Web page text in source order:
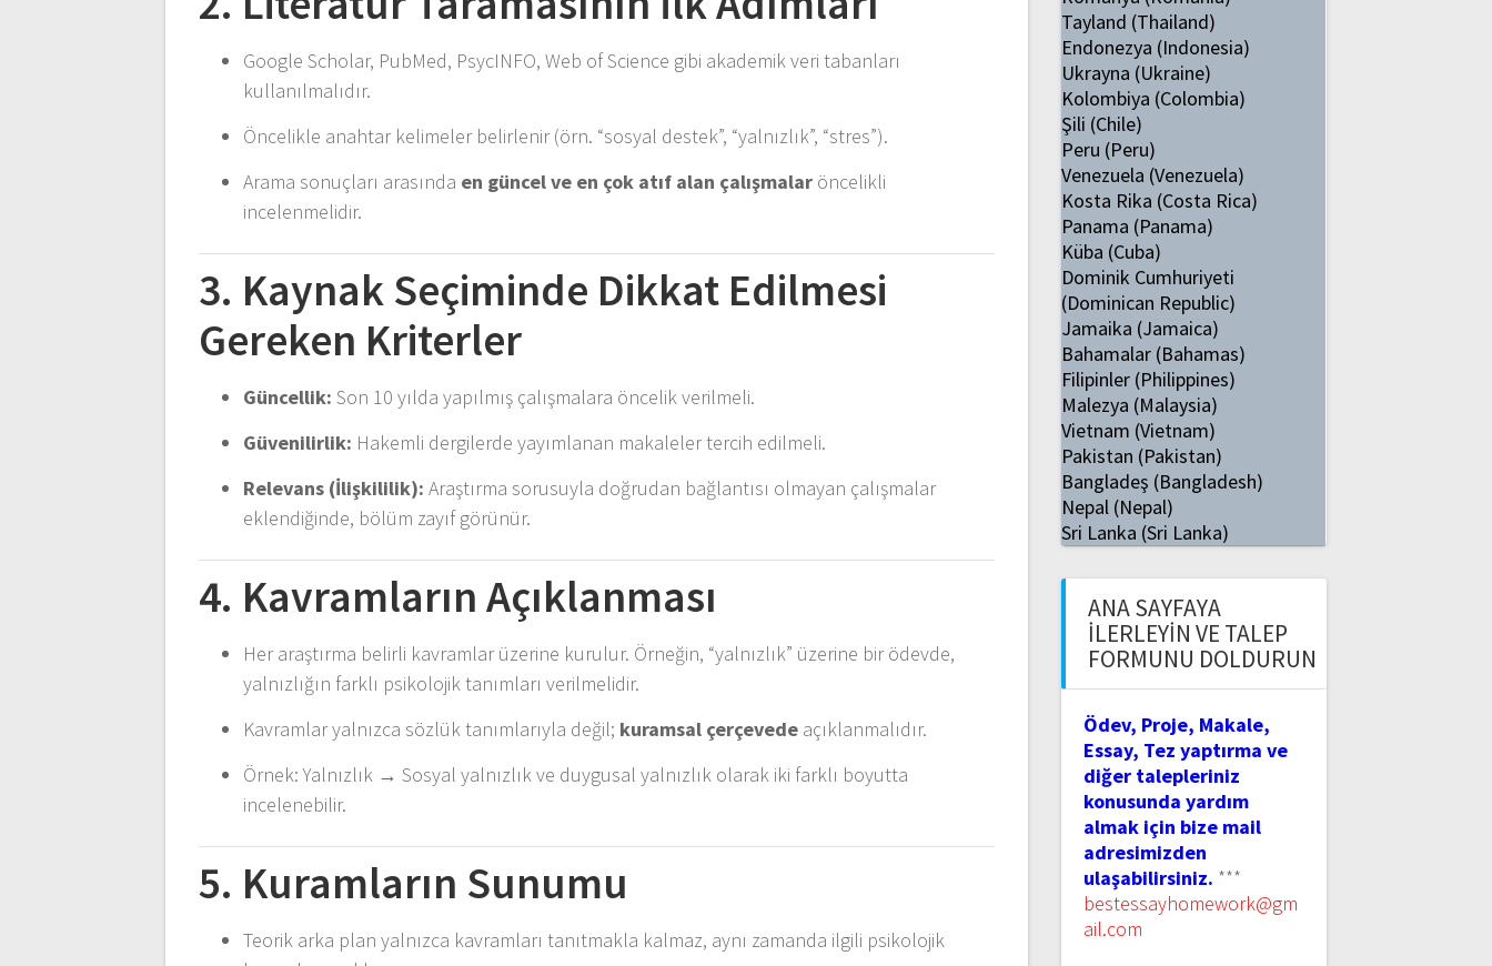
Google Scholar, PubMed, PsycINFO, Web of Science gibi akademik veri tabanları
kullanılmalıdır.
Öncelikle anahtar kelimeler belirlenir (örn. “sosyal destek”, “yalnızlık”, “stres”).
Arama sonuçları arasında en güncel ve en çok atıf alan çalışmalar öncelikli
incelenmelidir.
3. Kaynak Seçiminde Dikkat Edilmesi
Gereken Kriterler
Güncellik: Son 10 yılda yapılmış çalışmalara öncelik verilmeli.
Güvenilirlik: Hakemli dergilerde yayımlanan makaleler tercih edilmeli.
Relevans (İlişkililik): Araştırma sorusuyla doğrudan bağlantısı olmayan çalışmalar
eklendiğinde, bölüm zayıf görünür.
4. Kavramların Açıklanması
Her araştırma belirli kavramlar üzerine kurulur. Örneğin, “yalnızlık” üzerine bir ödevde,
yalnızlığın farklı psikolojik tanımları verilmelidir.
Kavramlar yalnızca sözlük tanımlarıyla değil; kuramsal çerçevede açıklanmalıdır.
Örnek: Yalnızlık → Sosyal yalnızlık ve duygusal yalnızlık olarak iki farklı boyutta
incelenebilir.
5. Kuramların Sunumu
Teorik arka plan yalnızca kavramları tanıtmakla kalmaz, aynı zamanda ilgili psikolojik
Tayland (Thailand)
Endonezya (Indonesia)
Ukrayna (Ukraine)
Kolombiya (Colombia)
Şili (Chile)
Peru (Peru)
Venezuela (Venezuela)
Kosta Rika (Costa Rica)
Panama (Panama)
Küba (Cuba)
Dominik Cumhuriyeti
(Dominican Republic)
Jamaika (Jamaica)
Bahamalar (Bahamas)
Filipinler (Philippines)
Malezya (Malaysia)
Vietnam (Vietnam)
Pakistan (Pakistan)
Bangladeş (Bangladesh)
Nepal (Nepal)
Sri Lanka (Sri Lanka)
ANA SAYFAYA
İLERLEYIN VE TALEP
FORMUNU DOLDURUN
Ödev, Proje, Makale,
Essay, Tez yaptırma ve
diğer talepleriniz
konusunda yardım
almak için bize mail
adresimizden
ulaşabilirsiniz. ***
bestessayhomework@gm
ail.com